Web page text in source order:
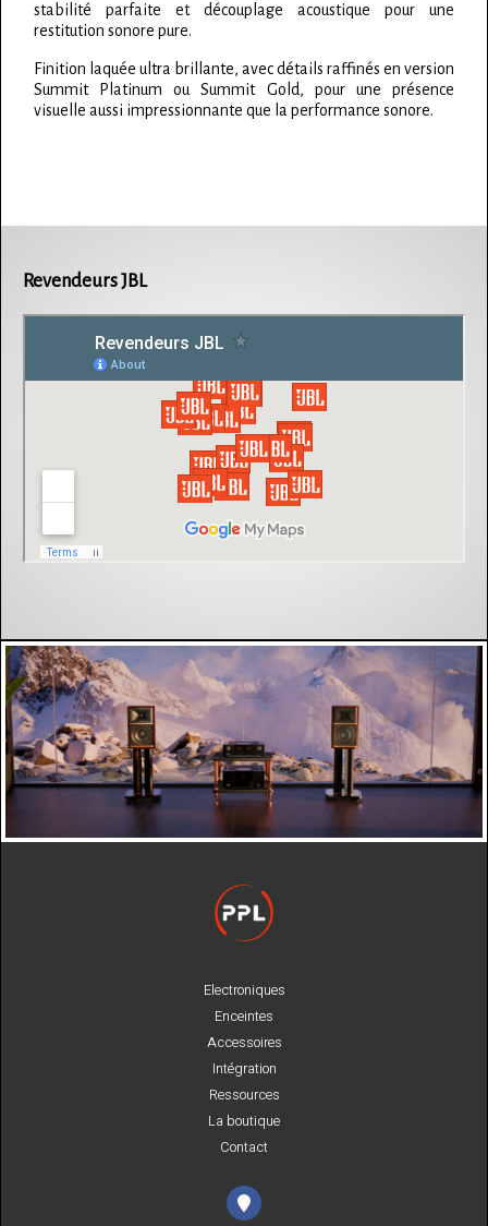
stabilité parfaite et découplage acoustique pour une
restitution sonore pure.
Finition laquée ultra brillante, avec détails raffinés en version
Summit Platinum ou Summit Gold, pour une présence
visuelle aussi impressionnante que la performance sonore.
Revendeurs JBL
Electroniques
Enceintes
Accessoires
Intégration
Ressources
La boutique
Contact